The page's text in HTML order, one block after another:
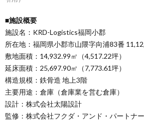
■施設概要
施設名：KRD-Logistics福岡小郡
所在地：福岡県小郡市山隈字向浦83番
敷地面積：14,932.99㎡（4,517.22坪）
延床面積：25,697.90㎡（7,773.61坪）
構造規模：鉄骨造 地上3階
主要用途：倉庫（倉庫業を営む倉庫）
設計：株式会社太陽設計
監修：株式会社フクダ・アンド・パートナ